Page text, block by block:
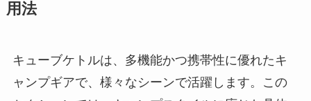
用法
キューブケトルは、多機能かつ携帯性に優れたキ
ャンプギアで、様々なシーンで活躍します。この